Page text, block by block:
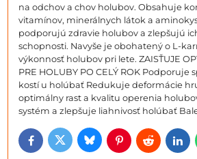
na odchov a chov holubov. Obsahuje
vitamínov, minerálnych látok a
podporujú zdravie holubov a zlepšujú
schopnosti. Navyše je obohatený o L-
výkonnosť holubov pri lete. ZAISŤUJE
PRE HOLUBY PO CELÝ ROK Podporuje
kostí u holúbať Redukuje deformácie
optimálny rast a kvalitu operenia
systém a zlepšuje liahnivosť holúbať
FacebookTwitterBlueskyPinterestReddit